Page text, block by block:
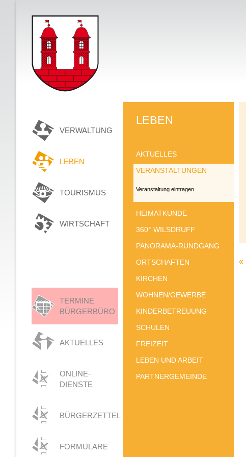
VERWALTUNG
LEBEN
TOURISMUS
WIRTSCHAFT
TERMINE
BÜRGERBÜRO
AKTUELLES
ONLINE-
DIENSTE
BÜRGERZETTEL
FORMULARE
LEBEN
AKTUELLES
VERANSTALTUNGEN
Veranstaltung eintragen
HEIMATKUNDE
360° WILSDRUFF
PANORAMA-RUNDGANG
ORTSCHAFTEN
KIRCHEN
WOHNEN/GEWERBE
KINDERBETREUUNG
SCHULEN
FREIZEIT
LEBEN UND ARBEIT
PARTNERGEMEINDE
«